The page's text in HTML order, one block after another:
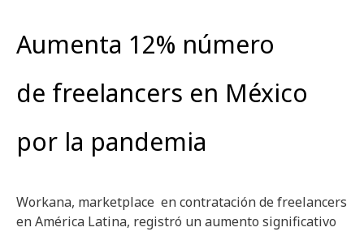
Aumenta 12% número
de freelancers en México
por la pandemia
Workana, marketplace en contratación de freelancers
en América Latina, registró un aumento significativo